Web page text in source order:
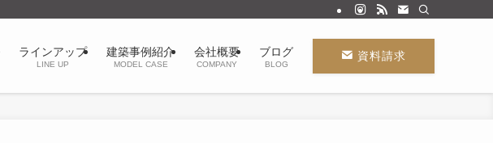
ラインアップ
LINE UP
建築事例紹介
MODEL CASE
会社概要
COMPANY
ブログ
BLOG
資料請求